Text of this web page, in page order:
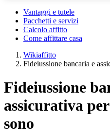
Vantaggi e tutele
Pacchetti e servizi
Calcolo affitto
Come affittare casa
Wikiaffitto
Fideiussione bancaria e
Fideiussione
assicurativa
sono